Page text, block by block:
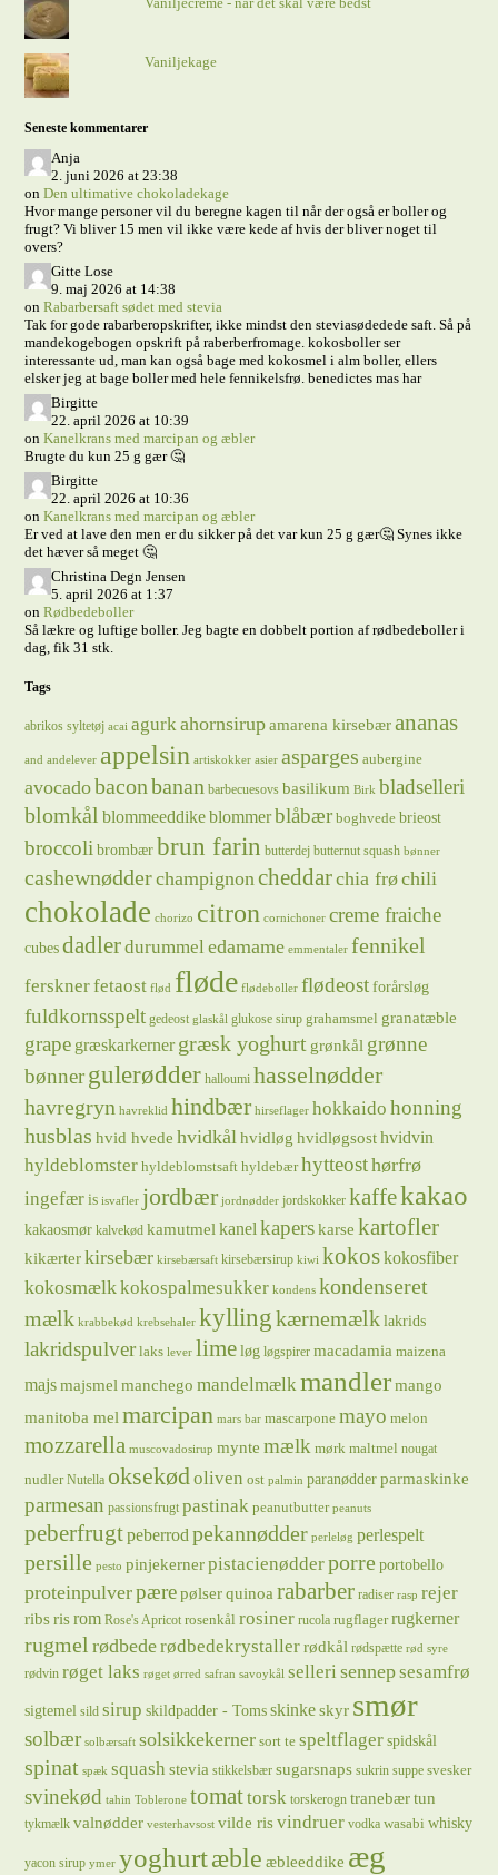
Vaniljekage
Seneste kommentarer
Anja
2. juni 2026 at 23:38
onDen ultimative chokoladekage
Hvor mange personer vil du beregne kagen til når der også er boller og
frugt? Vi bliver 15 men vil ikke være kede af hvis der bliver noget til
overs?
Gitte Lose
9. maj 2026 at 14:38
onRabarbersaft sødet med stevia
Tak for gode rabarberopskrifter, ikke mindst den steviasødedede saft. Så på
mandekogebogen opskrift på raberberfromage. kokosboller ser
interessante ud, man kan også bage med kokosmel i alm boller, ellers
elsker jeg at bage boller med hele fennikelsfrø. benedictes mas har
Birgitte
22. april 2026 at 10:39
onKanelkrans med marcipan og æbler
Brugte du kun 25 g gær 🤔
Birgitte
22. april 2026 at 10:36
onKanelkrans med marcipan og æbler
Er ved at lave den men er du sikker på det var kun 25 g gær🤔 Synes ikke
det hæver så meget 🤔
Christina Degn Jensen
5. april 2026 at 1:37
onRødbedeboller
Så lækre og luftige boller. Jeg bagte en dobbelt portion af rødbedeboller i
dag, fik 31 stk.
Tags
abrikos syltetøj acai agurkahornsirupamarena kirsebærananas
and andelever appelsin artiskokker asier asparges aubergine
avocadobaconbanan barbecuesovs basilikum Birk bladselleri
blomkål blommeeddikeblommerblåbær boghvede brieost
broccoli brombær brun farin butterdej butternut squash bønner
cashewnødderchampignoncheddarchia frøchili
chokolade chorizo citron cornichoner creme fraiche
cubes dadlerdurummeledamame emmentaler fennikel
fersknerfetaost flød fløde flødeboller flødeost forårsløg
fuldkornsspelt gedeost glaskål glukose sirup grahamsmel granatæble
grape græskarkernergræsk yoghurt grønkål grønne
bønnergulerødder halloumi hasselnødder
havregryn havreklid hindbær hirseflager hokkaido honning
husblas hvid hvede hvidkålhvidløg hvidløgsost hvidvin
hyldeblomster hyldeblomstsaft hyldebær hytteosthørfrø
ingefær is isvafler jordbær jordnødder jordskokker kaffekakao
kakaosmør kalvekød kamutmel kanelkaperskarse kartofler
kikærterkirsebær kirsebærsaft kirsebærsirup kiwi kokoskokosfiber
kokosmælkkokospalmesukker kondens kondenseret
mælk krabbekød krebsehaler kylling kærnemælk lakrids
lakridspulver laks lever lime løg løgspirer macadamia maizena
majsmajsmel manchego mandelmælkmandler mango
manitoba mel marcipan mars bar mascarpone mayo melon
mozzarella muscovadosirup mynte mælk mørk maltmel nougat
nudler Nutella oksekødoliven ost palmin paranødder parmaskinke
parmesan passionsfrugt pastinak peanutbutter peanuts
peberfrugtpeberrodpekannødder perleløg perlespelt
persille pesto pinjekerner pistacienødderporre portobello
proteinpulverpære pølser quinoa rabarber radiser rasp rejer
ribs risrom Rose's Apricot rosenkål rosiner rucola rugflager rugkerner
rugmel rødbederødbedekrystallerrødkål rødspætte rød syre
rødvin røget laks røget ørred safran savoykål sellerisennepsesamfrø
sigtemel sild sirup skildpadder - Toms skinke skyr smør
solbær solbærsaft solsikkekerner sort te speltflager spidskål
spinat spæk squash stevia stikkelsbær sugarsnaps sukrin suppe svesker
svinekød tahin Toblerone tomattorsk torskerogn tranebærtun
tykmælk valnødder vesterhavsost vilde ris vindruer vodka wasabi whisky
yacon sirup ymer yoghurtæble æbleeddike æg